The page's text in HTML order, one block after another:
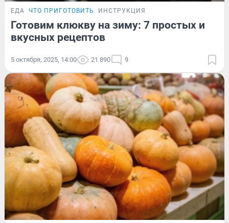
ЕДА ЧТО ПРИГОТОВИТЬ ИНСТРУКЦИЯ
Готовим клюкву на зиму: 7 простых и
вкусных рецептов
5 октября, 2025, 14:00 21 890 9